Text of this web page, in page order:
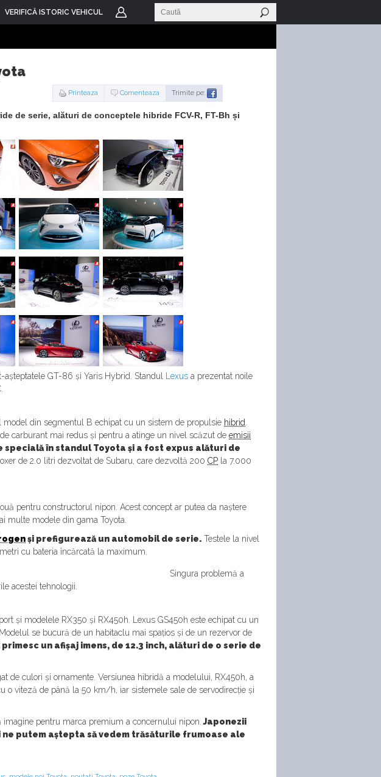
VERIFICĂ ISTORIC VEHICUL
Printeaza Comenteaza Trimite pe:
de serie, alături de conceptele hibride FCV-R, FT-Bh și
GT-86 și Yaris Hybrid. Standul Lexus a prezentat noile
din segmentul B echipat cu un sistem de propulsie hibrid
carburant mai redus și pentru a atinge un nivel scăzut de emisii
în standul Toyota și a fost expus alături de
de 2.0 litri dezvoltat de Subaru, care dezvoltă 200 CP la 7.000
pentru constructorul nipon. Acest concept ar putea da naștere
multe modele din gama Toyota.
și prefigurează un automobil de serie. Testele la nivel
cu bateria încărcată la maximum.
Singura problemă a
acestei tehnologii.
și modelele RX350 și RX450h. Lexus GS450h este echipat cu un
se bucură de un habitaclu mai spațios și de un rezervor de
un afișaj imens, de 12.3 inch, alături de o serie de
de culori și ornamente. Versiunea hibridă a modelului, RX450h, a
o viteză de până la 50 km/h, iar sistemele sale de servodirecție și
pentru marca premium a concernului nipon. Japonezii
putem aștepta să vedem trăsăturile frumoase ale